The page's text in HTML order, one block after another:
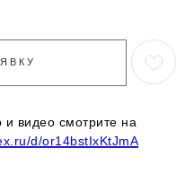
видео смотрите на
d/or14bstIxKtJmA